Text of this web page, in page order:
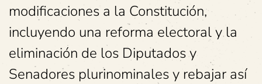
modificaciones a la Constitución,
incluyendo una reforma electoral y la
eliminación de los Diputados y
Senadores plurinominales y rebajar así